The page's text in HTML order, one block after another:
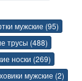
мужские (95)
трусы (488)
носки (269)
мужские (2)